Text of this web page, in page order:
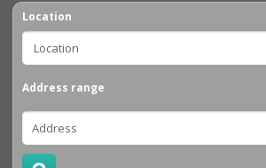
Location
Address range